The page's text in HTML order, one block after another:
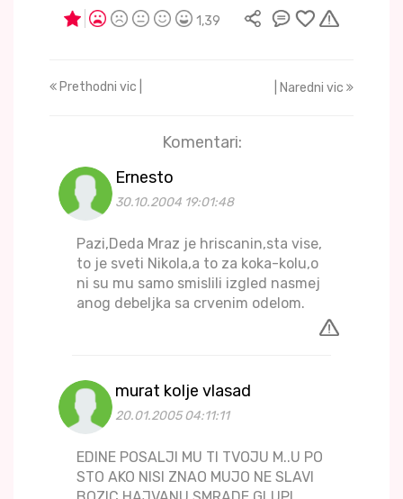
1,39
Prethodni vic | | Naredni vic
Komentari:
Ernesto
30.10.2004 19:01:48
Pazi,Deda Mraz je hriscanin,sta vise,
to je sveti Nikola,a to za koka-kolu,o
ni su mu samo smislili izgled nasmej
anog debeljka sa crvenim odelom.
murat kolje vlasad
20.01.2005 04:11:11
EDINE POSALJI MU TI TVOJU M..U PO
STO AKO NISI ZNAO MUJO NE SLAVI